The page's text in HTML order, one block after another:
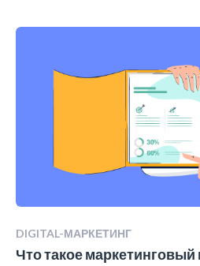
DIGITAL-МАРКЕТИНГ
Что такое маркетинговый